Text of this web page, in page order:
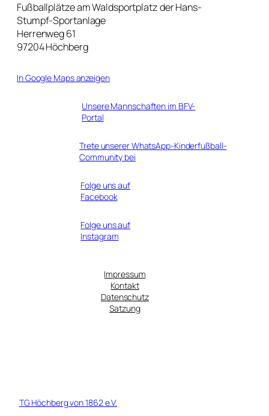
Fußballplätze am Waldsportplatz der Hans-
Stumpf-Sportanlage
Herrenweg 61
97204 Höchberg
In Google Maps anzeigen
Unsere Mannschaften im BFV-
Portal
Trete unserer WhatsApp-Kinderfußball-
Community bei
Folge uns auf
Facebook
Folge uns auf
Instagram
Impressum
Kontakt
Datenschutz
Satzung
TG Höchberg von 1862 e.V.